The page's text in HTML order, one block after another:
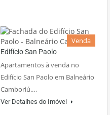
Venda
Edifício San Paolo
Apartamentos à venda no
Edifício San Paolo em Balneário
Camboriú.…
Ver Detalhes do Imóvel